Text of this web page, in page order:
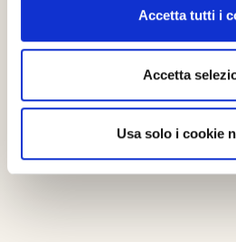
Accetta tutti i
Accetta
Usa solo i cookie